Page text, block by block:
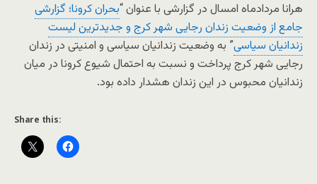
هرانا مردادماه امسال در گزارشی با عنوان “بحران کرونا؛ گزارشی
جامع از وضعیت زندان رجایی شهر کرج و جدیدترین لیست
زندانیان سیاسی” به وضعیت زندانیان سیاسی و امنیتی در زندان
رجایی شهر کرج پرداخت و نسبت به احتمال شیوع کرونا در میان
زندانیان محبوس در این زندان هشدار داده بود.
Share this: